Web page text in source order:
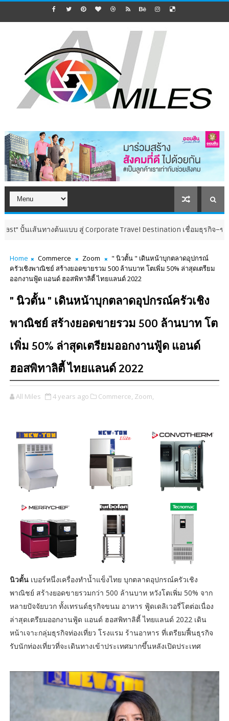
งต้นแบบ สู่ Corporate Travel Destination เชื่อมธุรกิจ–ชุมชน กระจายรา
Home Commerce Zoom
" นิวตั้น " เดินหน้าบุกตลาดอุปกรณ์
ครัวเชิงพาณิชย์ สร้างยอดขายรวม 500 ล้านบาท โตเพิ่ม 50% ล่าสุดเตรียม
ออกงานฟู้ด แอนด์ ฮอสพิทาลิตี้ ไทยแลนด์ 2022
" นิวตั้น " เดินหน้าบุกตลาดอุปกรณ์ครัวเชิง
พาณิชย์ สร้างยอดขายรวม 500 ล้านบาท โต
เพิ่ม 50% ล่าสุดเตรียมออกงานฟู้ด แอนด์
ฮอสพิทาลิตี้ ไทยแลนด์ 2022
All Miles 4 years ago Commerce, Zoom,
นิวตั้นเบอร์หนึ่งเครื่องทำน้ำแข็งไทย บุกตลาดอุปกรณ์ครัวเชิง
พาณิชย์ สร้างยอดขายรวมกว่า 500 ล้านบาท หวังโตเพิ่ม 50% จาก
หลายปัจจัยบวก ทั้งเทรนด์ธุรกิจขนม อาหาร ฟู้ดเดลิเวอรี่โตต่อเนื่อง
ล่าสุดเตรียมออกงานฟู้ด แอนด์ ฮอสพิทาลิตี้ ไทยแลนด์ 2022 เดิน
หน้าเจาะกลุ่มธุรกิจท่องเที่ยว โรงแรม ร้านอาหาร ที่เตรียมฟื้นธุรกิจ
รับนักท่องเที่ยวที่จะเดินทางเข้าประเทศมากขึ้นหลังเปิดประเทศ